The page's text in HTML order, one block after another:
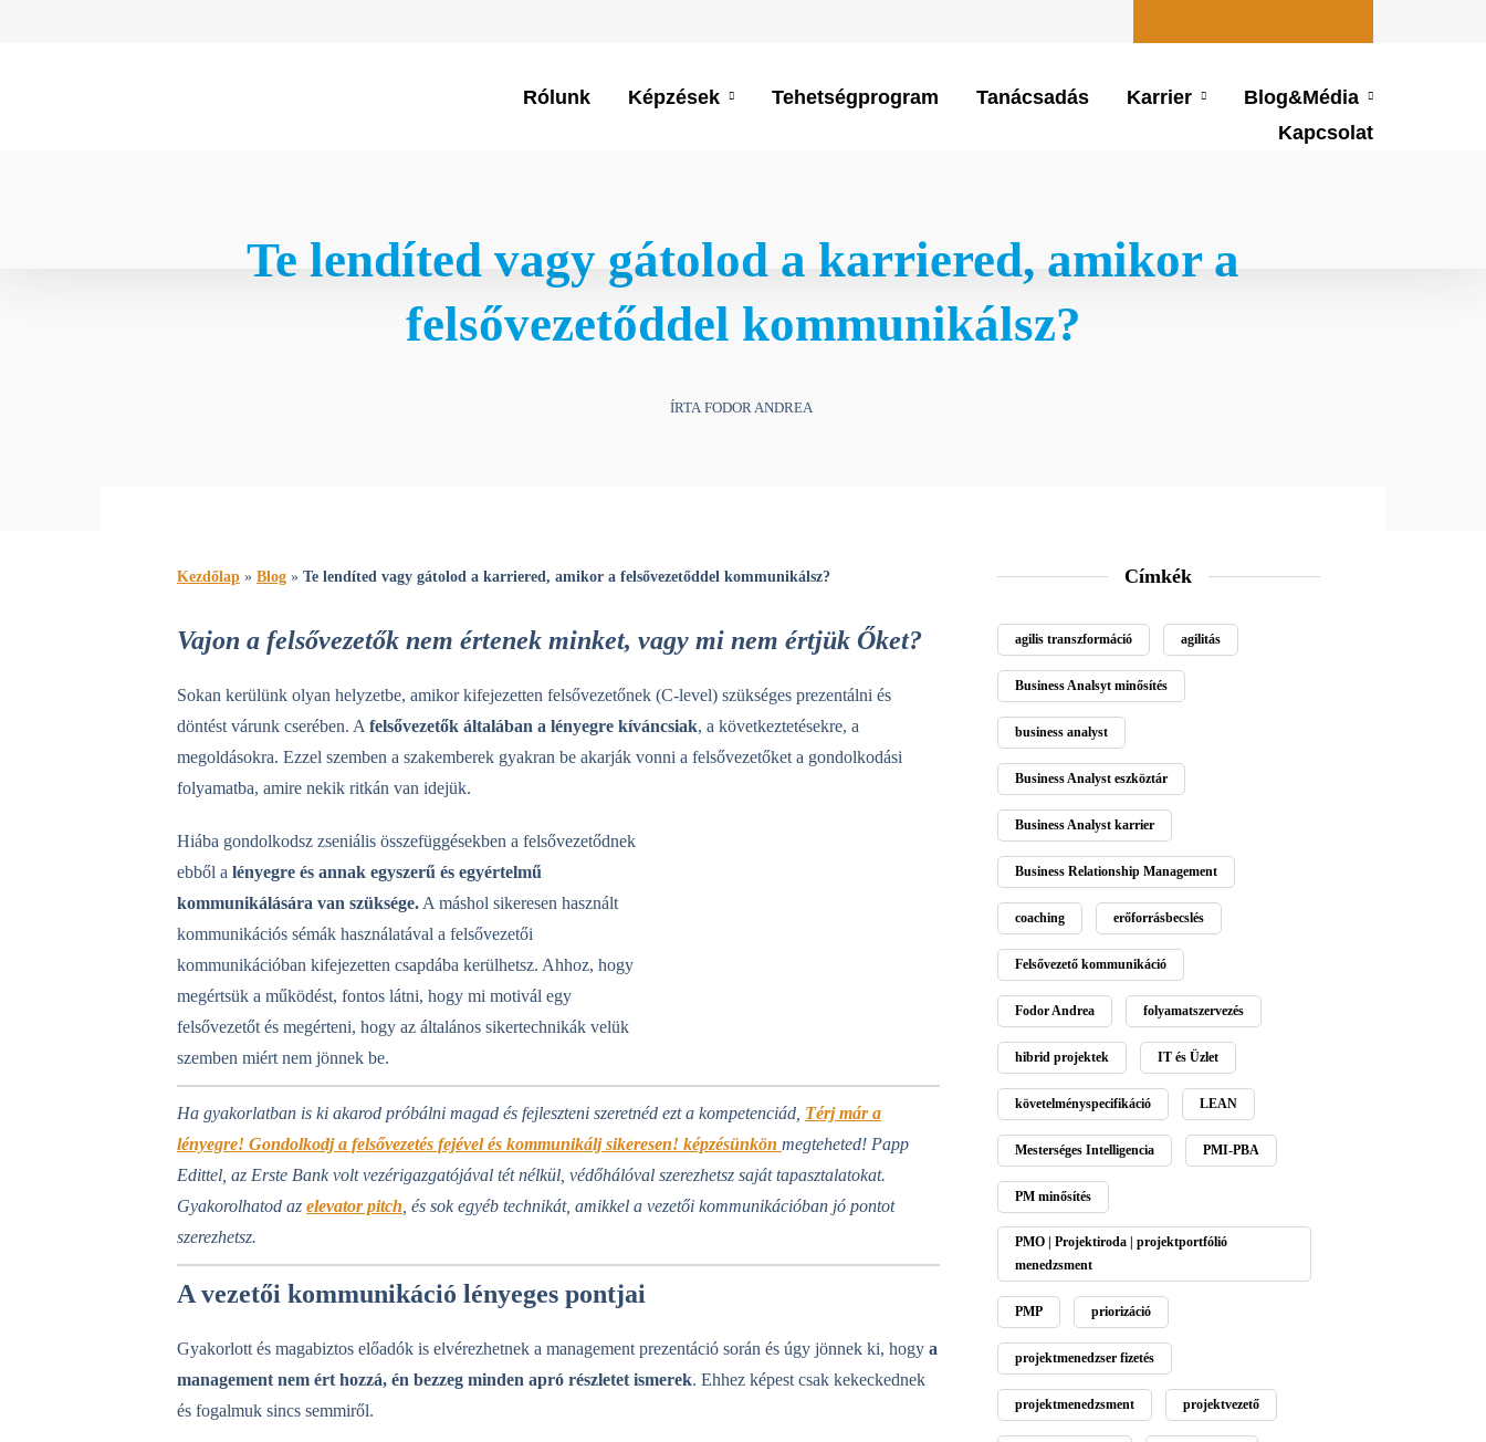
Rólunk Képzések Tehetségprogram Tanácsadás Karrier
Blog&Média
Kapcsolat
Te lendíted vagy gátolod a karriered, amikor a
felsővezetőddel kommunikálsz?
ÍRTA FODOR ANDREA
Kezdőlap » Blog » Te lendíted vagy gátolod a karriered, amikor a felsővezetőddel kommunikálsz?
Vajon a felsővezetők nem értenek minket, vagy mi nem értjük Őket?
Sokan kerülünk olyan helyzetbe, amikor kifejezetten felsővezetőnek (C-level) szükséges prezentálni és
döntést várunk cserében. A felsővezetők általában a lényegre kíváncsiak, a következtetésekre, a
megoldásokra. Ezzel szemben a szakemberek gyakran be akarják vonni a felsővezetőket a gondolkodási
folyamatba, amire nekik ritkán van idejük.
Hiába gondolkodsz zseniális összefüggésekben a felsővezetődnek
ebből a lényegre és annak egyszerű és egyértelmű
kommunikálására van szüksége. A máshol sikeresen használt
kommunikációs sémák használatával a felsővezetői
kommunikációban kifejezetten csapdába kerülhetsz. Ahhoz, hogy
megértsük a működést, fontos látni, hogy mi motivál egy
felsővezetőt és megérteni, hogy az általános sikertechnikák velük
szemben miért nem jönnek be.
Ha gyakorlatban is ki akarod próbálni magad és fejleszteni szeretnéd ezt a kompetenciád, Térj már a
lényegre! Gondolkodj a felsővezetés fejével és kommunikálj sikeresen! képzésünkön megteheted! Papp
Edittel, az Erste Bank volt vezérigazgatójával tét nélkül, védőhálóval szerezhetsz saját tapasztalatokat.
Gyakorolhatod az elevator pitch , és sok egyéb technikát, amikkel a vezetői kommunikációban jó pontot
szerezhetsz.
A vezetői kommunikáció lényeges pontjai
Gyakorlott és magabiztos előadók is elvérezhetnek a management prezentáció során és úgy jönnek ki, hogy a
management nem ért hozzá, én bezzeg minden apró részletet ismerek. Ehhez képest csak kekeckednek
és fogalmuk sincs semmiről.
Címkék
agilis transzformáció agilitás
Business Analsyt minősítés
business analyst
Business Analyst eszköztár
Business Analyst karrier
Business Relationship Management
coaching erőforrásbecslés
Felsővezető kommunikáció
Fodor Andrea folyamatszervezés
hibrid projektek IT és Üzlet
követelményspecifikáció LEAN
Mesterséges Intelligencia PMI-PBA
PM minősítés
PMO | Projektiroda | projektportfólió
menedzsment
PMP priorizáció
projektmenedzser fizetés
projektmenedzsment projektvezető